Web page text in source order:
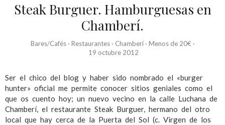
Steak Burguer. Hamburguesas en
Chamberí.
Bares/Cafés· Restaurantes· Chamberí· Menos de 20€ ·
19 octubre 2012
Ser el chico del blog y haber sido nombrado el «burger
hunter» oficial me permite conocer sitios geniales como el
que os cuento hoy; un nuevo vecino en la calle Luchana de
Chamberí, el restaurante Steak Burguer, hermano del otro
local que hay cerca de la Puerta del Sol (c. Virgen de los